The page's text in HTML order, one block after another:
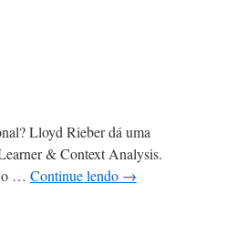
Lloyd Rieber dá uma
& Context Analysis.
o … Continue lendo →